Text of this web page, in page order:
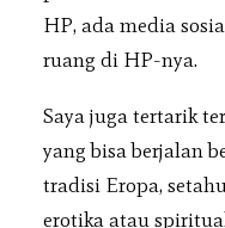
HP, ada media
ruang di HP-nya.
Saya juga tertarik
yang bisa berjalan
tradisi Eropa,
erotika atau